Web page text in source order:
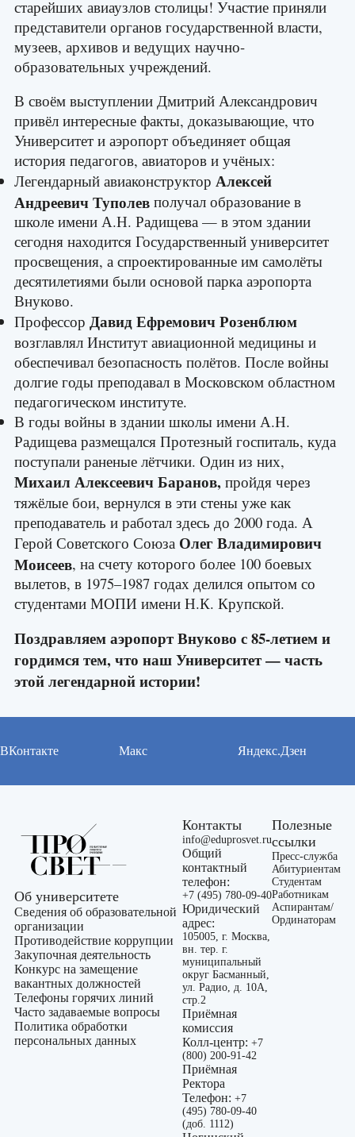
старейших авиаузлов столицы! Участие приняли
представители органов государственной власти,
музеев, архивов и ведущих научно-
образовательных учреждений.
В своём выступлении Дмитрий Александрович
привёл интересные факты, доказывающие, что
Университет и аэропорт объединяет общая
история педагогов, авиаторов и учёных:
Легендарный авиаконструктор Алексей
Андреевич Туполев получал образование в
школе имени А.Н. Радищева — в этом здании
сегодня находится Государственный университет
просвещения, а спроектированные им самолёты
десятилетиями были основой парка аэропорта
Внуково.
Профессор Давид Ефремович Розенблюм
возглавлял Институт авиационной медицины и
обеспечивал безопасность полётов. После войны
долгие годы преподавал в Московском областном
педагогическом институте.
В годы войны в здании школы имени А.Н.
Радищева размещался Протезный госпиталь, куда
поступали раненые лётчики. Один из них,
Михаил Алексеевич Баранов, пройдя через
тяжёлые бои, вернулся в эти стены уже как
преподаватель и работал здесь до 2000 года. А
Герой Советского Союза Олег Владимирович
Моисеев, на счету которого более 100 боевых
вылетов, в 1975–1987 годах делился опытом со
студентами МОПИ имени Н.К. Крупской.
Поздравляем аэропорт Внуково с 85-летием и
гордимся тем, что наш Университет — часть
этой легендарной истории!
ВКонтакте Макс Яндекс.Дзен
Об университете
Сведения об образовательной
организации
Противодействие коррупции
Закупочная деятельность
Конкурс на замещение
вакантных должностей
Телефоны горячих линий
Часто задаваемые вопросы
Политика обработки
персональных данных
Контакты
info@eduprosvet.ru
Общий
контактный
телефон:
+7 (495) 780-09-40
Юридический
адрес:
105005, г. Москва,
вн. тер. г.
муниципальный
округ Басманный,
ул. Радио, д. 10А,
стр.2
Приёмная
комиссия
Колл-центр: +7
(800) 200-91-42
Приёмная
Ректора
Телефон: +7
(495) 780-09-40
(доб. 1112)
Полезные
ссылки
Пресс-служба
Абитуриентам
Студентам
Работникам
Аспирантам/
Ординаторам